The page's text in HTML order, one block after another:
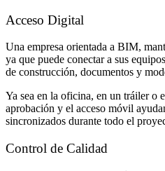
Acceso Digital
Una empresa orientada a BIM,
ya que puede conectar a sus
de construcción, documentos y
Ya sea en la oficina, en un tráiler o
aprobación y el acceso móvil
sincronizados durante todo el
Control de Calidad